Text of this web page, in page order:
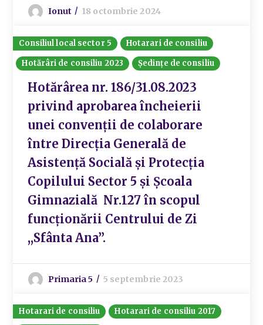
Ionut 18 octombrie 2024
Consiliul local sector 5
Hotarari de consiliu
Hotărâri de consiliu 2023
Ședințe de consiliu
Hotărârea nr. 186/31.08.2023
privind aprobarea încheierii
unei convenții de colaborare
între Direcția Generală de
Asistență Socială și Protecția
Copilului Sector 5 și Școala
Gimnazială Nr.127 în scopul
funcționării Centrului de Zi
,,Sfânta Ana”.
Primaria 5 5 septembrie 2023
Hotarari de consiliu
Hotarari de consiliu 2017